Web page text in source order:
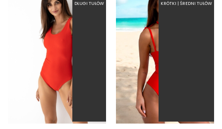
DŁUGI TUŁÓW KRÓTKI | ŚREDNI TUŁÓW